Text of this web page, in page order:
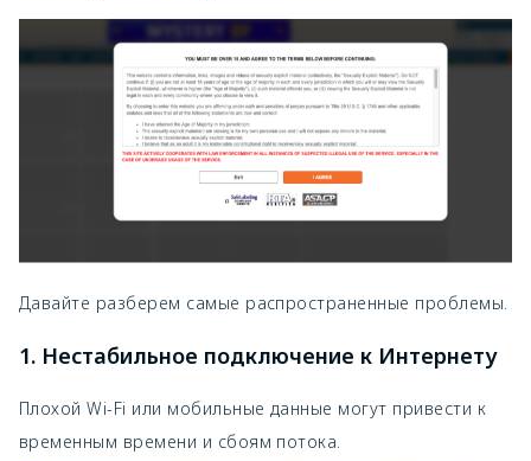
Давайте разберем самые распространенные проблемы.
1. Нестабильное подключение к Интернету
Плохой Wi-Fi или мобильные данные могут привести к
временным времени и сбоям потока.